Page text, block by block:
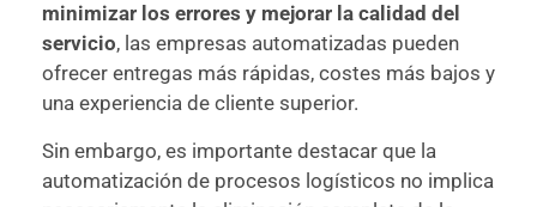
minimizar los errores y mejorar la calidad del
servicio, las empresas automatizadas pueden
ofrecer entregas más rápidas, costes más bajos y
una experiencia de cliente superior.
Sin embargo, es importante destacar que la
automatización de procesos logísticos no implica